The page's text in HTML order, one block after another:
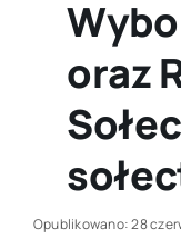
oraz
Opublikowano: 28